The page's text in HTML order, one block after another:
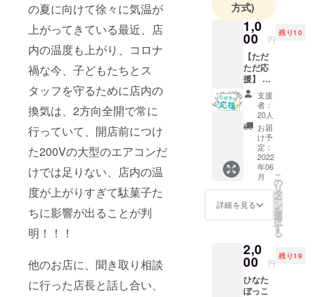
の夏に向けて徐々に気温が
上がってきている最近、店
内の温度も上がり、コロナ
禍な今、子どもたちとス
タッフを守るために店内の
換気は、2方向全開で常に
行っていて、開店前につけ
た200Vの大型のエアコンだ
けでは足りない、店内の温
度が上がりすぎて駄菓子た
ちに影響が出ることが判
明！！！
他のお店に、聞き取り相談
に行った店長と話し合い、
方式)
1,0
00 円
残り10
【ただ
ただ応
援】 ひ
なた
ぼっこ
商店を
ただ応
援いた
だける
方用に
リター
ンで
す。懐
かし
い、
あった
～駄菓
子屋を
応援、
よろし
くお願
支援
者：
20人
お届
け予
定：
2022
年06
月
詳細を見る
こ
の
リ
タ
ー
ン
を
選
択
す
る
2,0
00 円
残り19
ひなた
ぼっこ